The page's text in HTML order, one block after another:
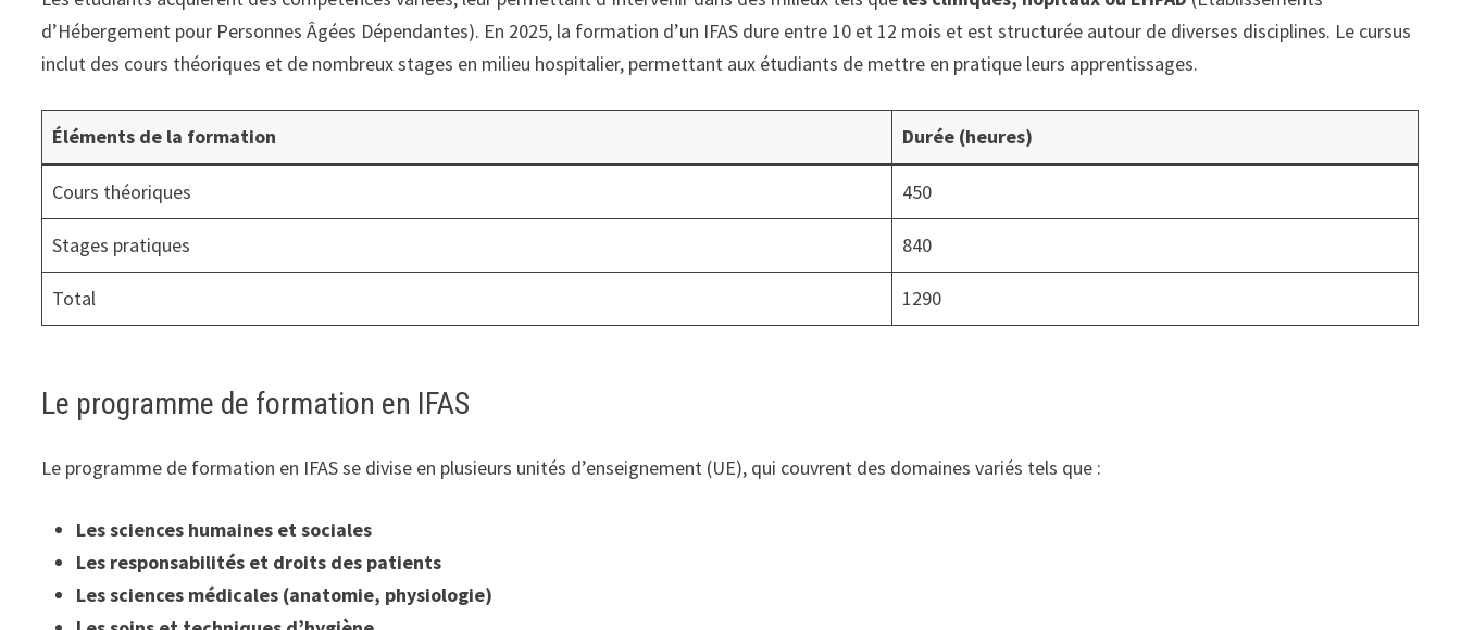
d’Hébergement pour Personnes Âgées Dépendantes). En 2025, la formation d’un IFAS dure entre 10 et 12 mois et est structurée autour de diverses disciplines. Le cursus
inclut des cours théoriques et de nombreux stages en milieu hospitalier, permettant aux étudiants de mettre en pratique leurs apprentissages.
Éléments de la formation Durée (heures)
Cours théoriques 450
Stages pratiques 840
Total 1290
Le programme de formation en IFAS
Le programme de formation en IFAS se divise en plusieurs unités d’enseignement (UE), qui couvrent des domaines variés tels que :
Les sciences humaines et sociales
Les responsabilités et droits des patients
Les sciences médicales (anatomie, physiologie)